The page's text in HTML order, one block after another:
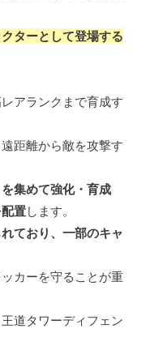
ターとして登場する
アランクまで育成す
距離から敵を攻撃す
集めて強化・育成
置します。
ており、一部のキャ
カーを守ることが重
道タワーディフェン